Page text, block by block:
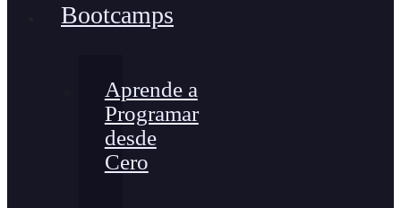
Bootcamps
Aprende a
Programar
desde
Cero